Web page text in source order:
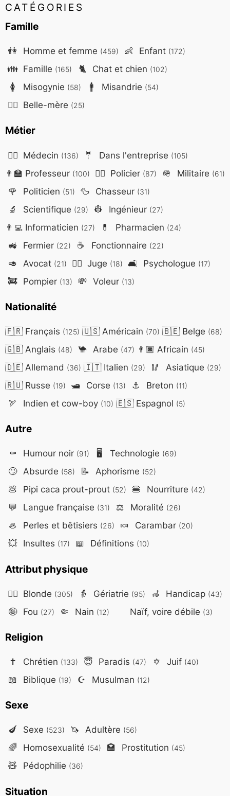
CATÉGORIES
Famille
👫 Homme et femme (459) 👶 Enfant (172)
👪 Famille (165) 🐈 Chat et chien (102)
🚺 Misogynie (58) 🚹 Misandrie (54)
🤷‍♀️ Belle-mère (25)
Métier
👨‍⚕️ Médecin (136) 🤵 Dans l'entreprise (105)
👨‍🏫 Professeur (100) 👮‍♂️ Policier (87) 🪖 Militaire (61)
🌹 Politicien (51) 🦆 Chasseur (31)
🔬 Scientifique (29) 👷 Ingénieur (27)
👨‍💻Informaticien (27) 💊 Pharmacien (24)
🚜 Fermier (22) ☕ Fonctionnaire (22)
🥑 Avocat (21) 👨‍⚖️ Juge (18) 🛋️ Psychologue (17)
🚒 Pompier (13) 💸 Voleur (13)
Nationalité
🇫🇷Français (125) 🇺🇸Américain (70) 🇧🇪Belge (68)
🇬🇧Anglais (48) 🐪 Arabe (47) 👨🏿 Africain (45)
🇩🇪Allemand (36) 🇮🇹Italien (29) 🥢 Asiatique (29)
🇷🇺Russe (19) 🛥️ Corse (13) ⚓ Breton (11)
🏹 Indien et cow-boy (10) 🇪🇸Espagnol (5)
Autre
⚰️ Humour noir (91) 🖥️ Technologie (69)
🙄 Absurde (58) 📝 Aphorisme (52)
💩 Pipi caca prout-prout (52) 🍔 Nourriture (42)
💬 Langue française (31) ⚖️ Moralité (26)
🦪 Perles et bêtisiers (26) 🍬 Carambar (20)
💥 Insultes (17) 📖 Définitions (10)
Attribut physique
👱‍♀️ Blonde (305) 👵 Gériatrie (95) 🦽 Handicap (43)
🤪 Fou (27) 🤏 Nain (12) Naïf, voire débile (3)
Religion
✝️ Chrétien (133) 😇 Paradis (47) ✡️ Juif (40)
📖 Biblique (19) ☪️ Musulman (12)
Sexe
🍆 Sexe (523) 🦄 Adultère (56)
🌈 Homosexualité (54) 🏩 Prostitution (45)
🧸 Pédophilie (36)
Situation